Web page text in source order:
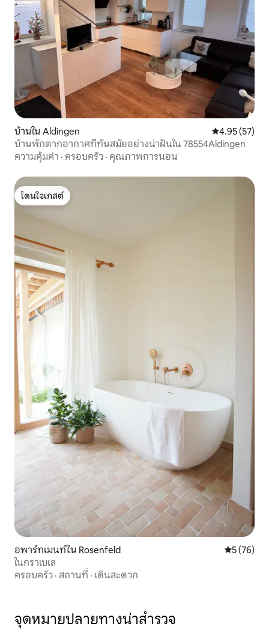
บ้านใน Aldingen คะแนนเฉลี่ย
4.95 (57)
บ้านพักตากอากาศที่ทันสมัยอย่างน่าฝันใน 78554Aldingen
ความคุ้มค่า · ครอบครัว · คุณภาพการนอน
โดนใจเกสต์
โดนใจเกสต์
อพาร์ทเมนท์ใน Rosenfeld คะแนนเฉลี่
5 (76)
ในกราเบเล
ครอบครัว · สถานที่ · เดินสะดวก
จุดหมายปลายทางน่าสำรวจ